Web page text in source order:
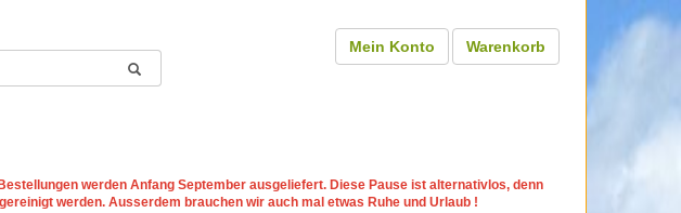
Mein Konto Warenkorb
werden Anfang September ausgeliefert. Diese Pause ist alternativlos, denn
werden. Ausserdem brauchen wir auch mal etwas Ruhe und Urlaub !